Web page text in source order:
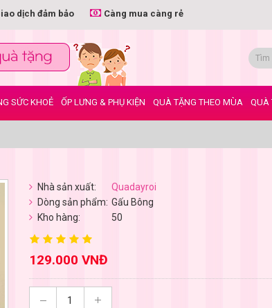
dịch đảm bảo Càng mua càng rẻ
SỨC KHOẺ ỐP LƯNG & PHỤ KIỆN QUÀ TẶNG THEO MÙA QUÀ
Nhà sản xuất:
Quadayroi
Dòng sản phẩm: Gấu Bông
Kho hàng:
50
129.000 VNĐ